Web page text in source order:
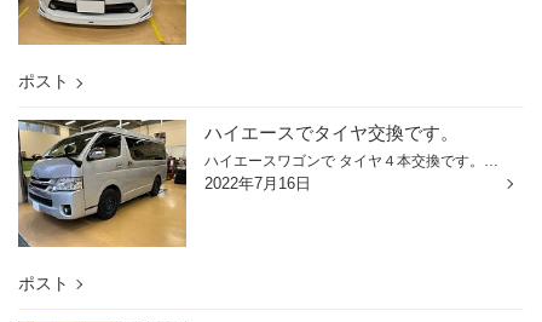
ポスト
ハイエースでタイヤ交換です。
ハイエースワゴンで タイヤ４本交換です。 交換したタイヤはこちら バン用ラジアル ブリヂストン Ｖ６００ タイヤサイズは １９５/８０Ｒ１５ １０７/１０５Ｌ 車重のあるハイエースは純正で バン用ラジアルが装着されていますので タイヤ選びは気をつけましょう。 ご来店ありがとうございました。
2022年7月16日
ポスト